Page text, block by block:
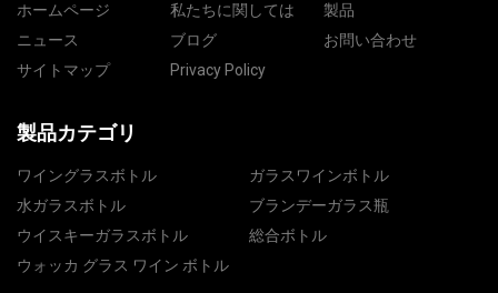
ホームページ 私たちに関しては
製品
ニュース
ブログ
お問い合わせ
サイトマップ
Privacy Policy
製品カテゴリ
ワイングラスボトル
ガラスワインボトル
水ガラスボトル
ブランデーガラス瓶
ウイスキーガラスボトル
総合ボトル
ウォッカ グラス ワイン ボトル